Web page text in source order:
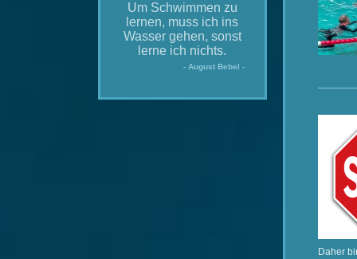
Um Schwimmen zu
lernen, muss ich ins
Wasser gehen, sonst
lerne ich nichts.
- August Bebel -
Daher